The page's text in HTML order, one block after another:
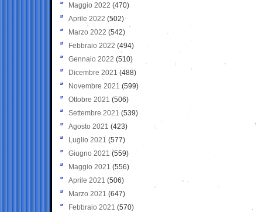
Maggio 2022 (470)
Aprile 2022 (502)
Marzo 2022 (542)
Febbraio 2022 (494)
Gennaio 2022 (510)
Dicembre 2021 (488)
Novembre 2021 (599)
Ottobre 2021 (506)
Settembre 2021 (539)
Agosto 2021 (423)
Luglio 2021 (577)
Giugno 2021(559)
Maggio 2021 (556)
Aprile 2021 (506)
Marzo 2021 (647)
Febbraio 2021 (570)